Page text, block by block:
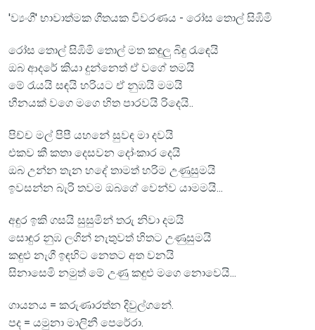
'ව්‍යංගී' භාවාත්මක ගීතයක විවරණය - රෝස තොල් සිඹිමි
රෝස තොල් සිඹිමි තොල් මත කඳුලු බිඳු ‍රැ‍ඳෙයි
ඔබ ආදරේ කියා දුන්නෙත් ඒ වගේ තමයි
මේ ‍රැයයි සඳයි හරියට ඒ නුඹයි මමයි
හීනයක් වගෙ මගෙ හිත පාරවයි රිදෙයි..
පිච්ච මල් පිපී යහනේ සුවඳ මා දවයි
එකව කී කතා දෙසවන දෝංකාර දෙයි
ඔබ උන්න තැන හදේ තාමත් හරිම උණුසුමයි
ඉවසන්න බැරි තවම ඔබගේ වෙන්ව යාමමයි...
අඳුර ඉකි ගසයි සුසුමින් තරු නිවා දමයි
සොඳුර නුඹ ලගින් නැතුවත් හිතට උණුසුමයි
කඳුළු නැගී ඉඳහිට නෙතට අත වනයි
සිනාසෙමි නමුත් මේ උණු කඳුළු මගෙ නොවෙයි...
ගායනය = කරුණාරත්න දිවුල්ගනේ.
පද = යමුනා මාලිනී පෙරේරා.